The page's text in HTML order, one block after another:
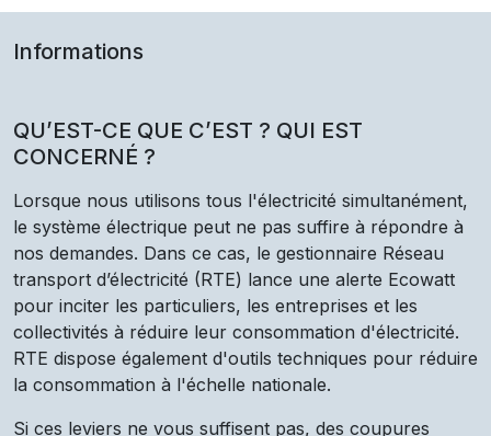
Informations
QU’EST-CE QUE C’EST ? QUI EST
CONCERNÉ ?
Lorsque nous utilisons tous l'électricité simultanément,
le système électrique peut ne pas suffire à répondre à
nos demandes. Dans ce cas, le gestionnaire Réseau
transport d’électricité (RTE) lance une alerte Ecowatt
pour inciter les particuliers, les entreprises et les
collectivités à réduire leur consommation d'électricité.
RTE dispose également d'outils techniques pour réduire
la consommation à l'échelle nationale.
Si ces leviers ne vous suffisent pas, des coupures